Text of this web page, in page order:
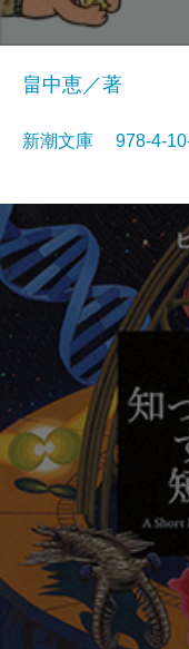
畠中恵／著
新潮文庫 978-4-